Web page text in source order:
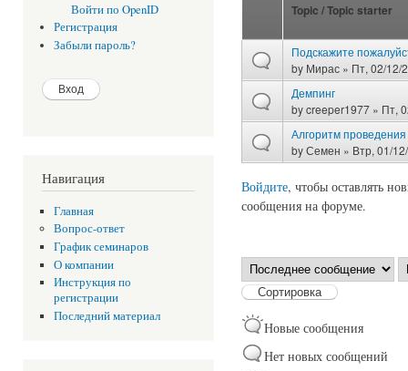
Войти по OpenID
Регистрация
Забыли пароль?
Навигация
Главная
Вопрос-ответ
График семинаров
О компании
Инструкция по
регистрации
Последний материал
Topic / Topic starter
Подскажите
by Мирас » Пт, 02/12/
Демпинг
bycreeper1977 » Пт,
Алгоритм проведения
byСемен » Втр, 01/
Войдите, чтобы оставлять
сообщения на форуме.
Страницы
Сортировка по
Новые сообщения
Нет новых сообщений